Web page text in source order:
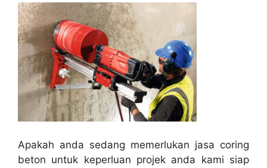
Apakah anda sedang memerlukan jasa coring
beton untuk keperluan projek anda kami siap